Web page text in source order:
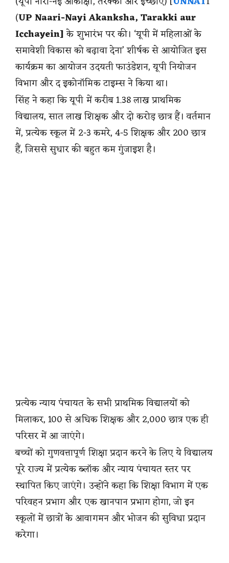
(UP Naari-Nayi Akanksha, Tarakki aur
Icchayein]के शुभारंभ पर की। ‘यूपी में महिलाओं के
समावेशी विकास को बढ़ावा देना’ शीर्षक से आयोजित इस
कार्यक्रम का आयोजन उदयती फाउंडेशन, यूपी नियोजन
विभाग और द इकोनॉमिक टाइम्स ने किया था।
सिंह ने कहा कि यूपी में करीब 1.38 लाख प्राथमिक
विद्यालय, सात लाख शिक्षक और दो करोड़ छात्र हैं। वर्तमान
में, प्रत्येक स्कूल में 2-3 कमरे, 4-5 शिक्षक और 200 छात्र
हैं, जिससे सुधार की बहुत कम गुंजाइश है।
प्रत्येक न्याय पंचायत के सभी प्राथमिक विद्यालयों को
मिलाकर, 100 से अधिक शिक्षक और 2,000 छात्र एक ही
परिसर में आ जाएंगे।
बच्चों को गुणवत्तापूर्ण शिक्षा प्रदान करने के लिए ये विद्यालय
पूरे राज्य में प्रत्येक ब्लॉक और न्याय पंचायत स्तर पर
स्थापित किए जाएंगे। उन्होंने कहा कि शिक्षा विभाग में एक
परिवहन प्रभाग और एक खानपान प्रभाग होगा, जो इन
स्कूलों में छात्रों के आवागमन और भोजन की सुविधा प्रदान
करेगा।